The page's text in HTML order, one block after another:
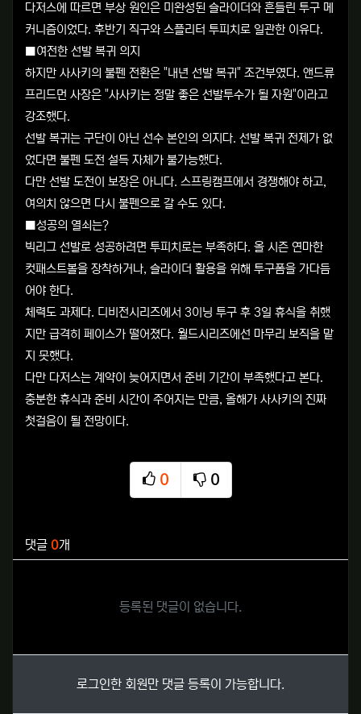
다저스에 따르면 부상 원인은 미완성된 슬라이더와 흔들린 투구 메
커니즘이었다. 후반기 직구와 스플리터 투피치로 일관한 이유다.
■여전한 선발 복귀 의지
하지만 사사키의 불펜 전환은 "내년 선발 복귀" 조건부였다. 앤드류
프리드먼 사장은 "사사키는 정말 좋은 선발투수가 될 자원"이라고
강조했다.
선발 복귀는 구단이 아닌 선수 본인의 의지다. 선발 복귀 전제가 없
었다면 불펜 도전 설득 자체가 불가능했다.
다만 선발 도전이 보장은 아니다. 스프링캠프에서 경쟁해야 하고,
여의치 않으면 다시 불펜으로 갈 수도 있다.
■성공의 열쇠는?
빅리그 선발로 성공하려면 투피치로는 부족하다. 올 시즌 연마한
컷패스트볼을 장착하거나, 슬라이더 활용을 위해 투구폼을 가다듬
어야 한다.
체력도 과제다. 디비전시리즈에서 3이닝 투구 후 3일 휴식을 취했
지만 급격히 페이스가 떨어졌다. 월드시리즈에선 마무리 보직을 맡
지 못했다.
다만 다저스는 계약이 늦어지면서 준비 기간이 부족했다고 본다.
충분한 휴식과 준비 시간이 주어지는 만큼, 올해가 사사키의 진짜
첫걸음이 될 전망이다.
0
추천
0
비추천
댓글 0개
등록된 댓글이 없습니다.
로그인한 회원만 댓글 등록이 가능합니다.